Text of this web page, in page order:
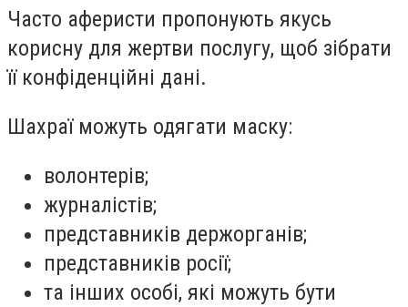
Часто аферисти пропонують якусь
корисну для жертви послугу, щоб зібрати
її конфіденційні дані.
Шахраї можуть одягати маску:
волонтерів;
журналістів;
представників держорганів;
представників росії;
та інших особі, які можуть бути